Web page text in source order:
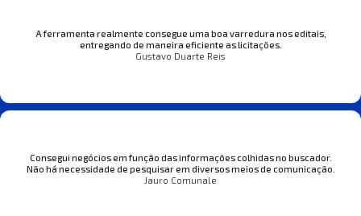
A ferramenta realmente consegue uma boa varredura nos editais,
entregando de maneira eficiente as licitações.
Gustavo Duarte Reis
Consegui negócios em função das informações colhidas no buscador.
Não há necessidade de pesquisar em diversos meios de comunicação.
Jauro Comunale